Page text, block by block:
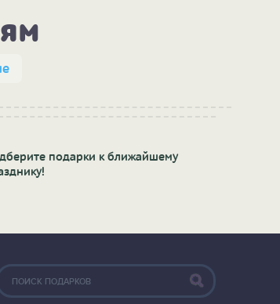
подарки к ближайшему